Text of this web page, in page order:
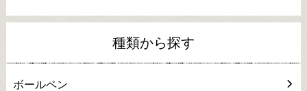
種類から探す
ボールペン